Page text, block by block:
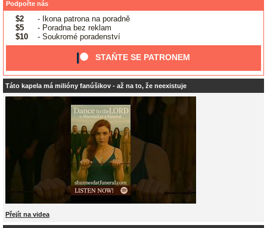
Podpořte nás
$2
- Ikona patrona na poradně
$5
- Poradna bez reklam
$10
- Soukromé poradenství
STAŇTE SE PATRONEM
Táto kapela má milióny fanúšikov - až na to, že neexistuje
Přejít na videa